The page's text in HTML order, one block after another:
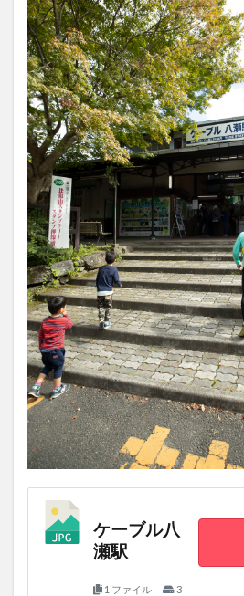
ケーブル八
瀬駅
1 ファイル
3